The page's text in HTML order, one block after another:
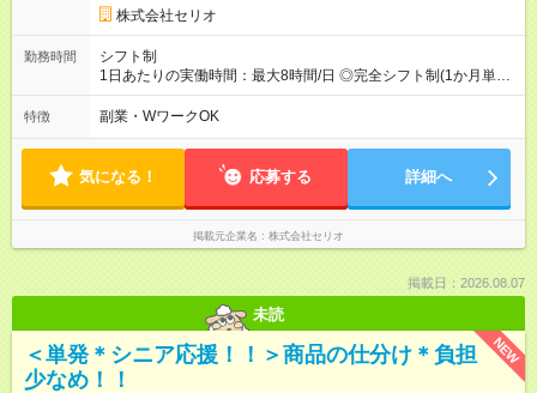
株式会社セリオ
勤務時間
シフト制
1日あたりの実働時間：最大8時間/日 ◎完全シフト制(1か月単
位)◎ 月～土(週2日～OK) ＜平日＞ 13:15～18:45（実働5.5時
間） ＜土曜＞ 8:00～17:30（実働5～8時間) ＜学校休業日＞
上：45分、8時間以上：60分）
特徴 副業・WワークOK
気になる！ 応募する 詳細へ
掲載元企業名 株式会社セリオ
掲載日：2026.08.07
未読
NEW
＜単発＊シニア応援！！＞商品の仕分け＊負担
少なめ！！